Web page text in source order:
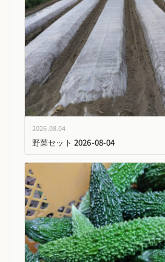
2026.08.04
野菜セット 2026-08-04